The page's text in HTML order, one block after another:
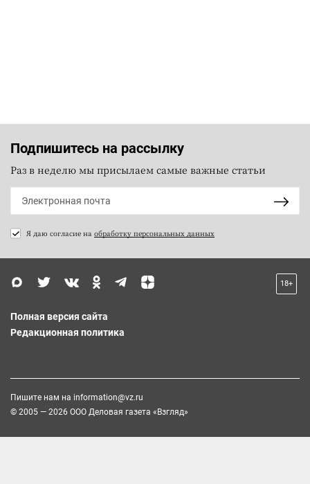
Подпишитесь на рассылку
Раз в неделю мы присылаем самые важные статьи
Я даю согласие на обработку персональных данных
18+
Полная версия сайта
Редакционная политика
Пишите нам на information@vz.ru
© 2005 — 2026 ООО Деловая газета «Взгляд»